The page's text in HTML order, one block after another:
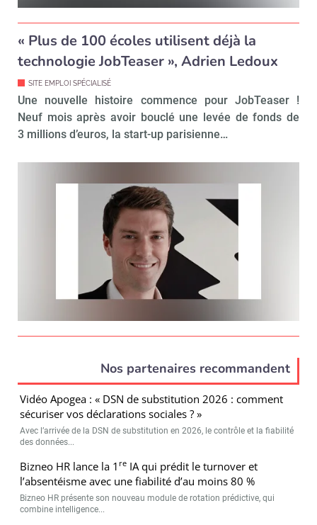
« Plus de 100 écoles utilisent déjà la
technologie JobTeaser », Adrien Ledoux
SITE EMPLOI SPÉCIALISÉ
Une nouvelle histoire commence pour JobTeaser !
Neuf mois après avoir bouclé une levée de fonds de
3 millions d’euros, la start-up parisienne…
Nos partenaires recommandent
Vidéo Apogea : « DSN de substitution 2026 : comment
sécuriser vos déclarations sociales ? »
Avec l’arrivée de la DSN de substitution en 2026, le contrôle et la fiabilité
des données...
Bizneo HR lance la 1 re IA qui prédit le turnover et
l’absentéisme avec une fiabilité d’au moins 80 %
Bizneo HR présente son nouveau module de rotation prédictive, qui
combine intelligence...